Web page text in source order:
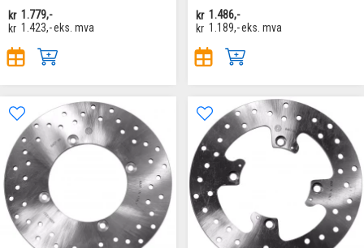
kr 1.779,-
kr 1.423,-eks. mva
kr 1.486,-
kr 1.189,-eks. mva